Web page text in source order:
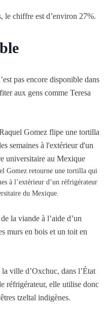
le chiffre est d’environ 27%.
pas encore disponible dans
aux gens comme Teresa
Gomez retourne une tortilla qui
à l’extérieur d’un réfrigérateur
du Mexique.
la viande à l’aide d’un
murs en bois et un toit en
ville d’Oxchuc, dans l’État
réfrigérateur, elle utilise donc
tzeltal indigènes.